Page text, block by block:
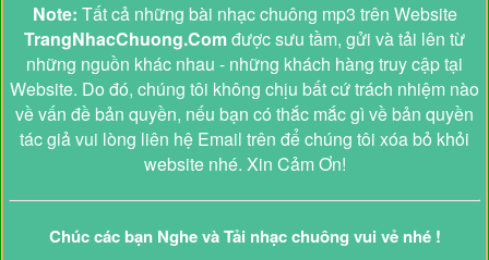
Note: Tất cả những bài nhạc chuông mp3 trên Website
TrangNhacChuong.Comđược sưu tầm, gửi và tải lên từ
những nguồn khác nhau - những khách hàng truy cập tại
Website. Do đó, chúng tôi không chịu bất cứ trách nhiệm nào
về vấn đề bản quyền, nếu bạn có thắc mắc gì về bản quyền
tác giả vui lòng liên hệ Email trên để chúng tôi xóa bỏ khỏi
website nhé. Xin Cảm Ơn!
Chúc các bạn Nghe và Tải nhạc chuông vui vẻ nhé !